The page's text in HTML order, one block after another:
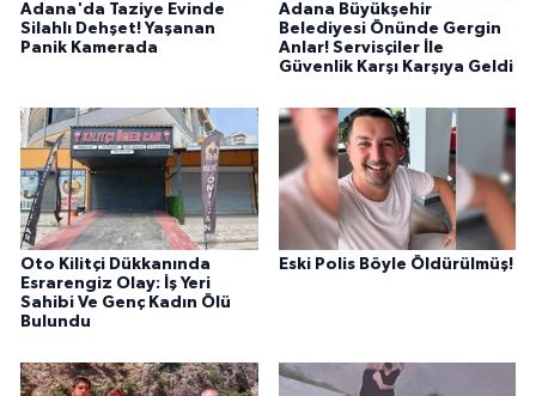
Adana'da Taziye Evinde
Silahlı Dehşet! Yaşanan
Panik Kamerada
Adana Büyükşehir
Belediyesi Önünde Gergin
Anlar! Servisçiler İle
Güvenlik Karşı Karşıya Geldi
Oto Kilitçi Dükkanında
Esrarengiz Olay: İş Yeri
Sahibi Ve Genç Kadın Ölü
Bulundu
Eski Polis Böyle Öldürülmüş!